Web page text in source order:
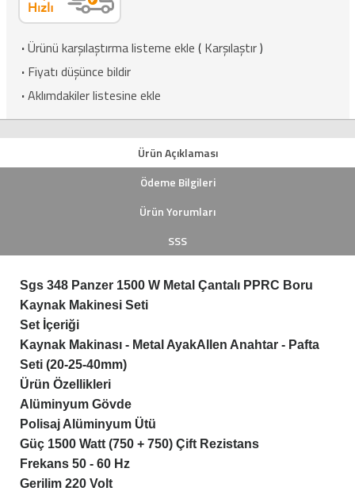
·Ürünü karşılaştırma listeme ekle ( Karşılaştır)
· Fiyatı düşünce bildir
·Aklımdakiler listesine ekle
Ürün Açıklaması
Ödeme Bilgileri
Ürün Yorumları
SSS
Sgs 348 Panzer 1500 W Metal Çantalı PPRC Boru
Kaynak Makinesi Seti
Set İçeriği
Kaynak Makinası - Metal AyakAllen Anahtar - Pafta
Seti (20-25-40mm)
Ürün Özellikleri
Alüminyum Gövde
Polisaj Alüminyum Ütü
Güç 1500 Watt (750 + 750) Çift Rezistans
Frekans 50 - 60 Hz
Gerilim 220 Volt